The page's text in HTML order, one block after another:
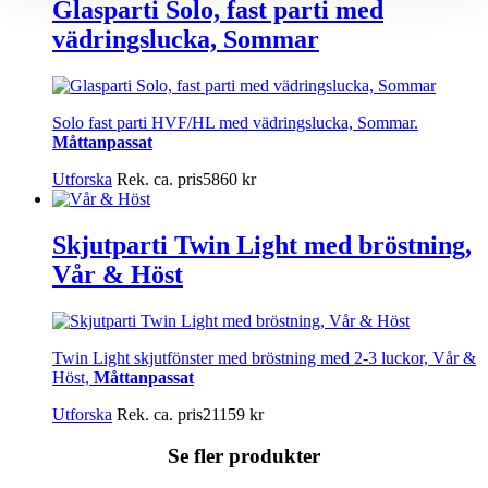
Glasparti Solo, fast parti med
vädringslucka, Sommar
Solo fast parti HVF/HL med vädringslucka, Sommar.
Måttanpassat
Utforska Rek. ca. pris5860 kr
Skjutparti Twin Light med bröstning,
Vår & Höst
Twin Light skjutfönster med bröstning med 2-3 luckor, Vår &
Höst, Måttanpassat
Utforska Rek. ca. pris21159 kr
Se fler produkter